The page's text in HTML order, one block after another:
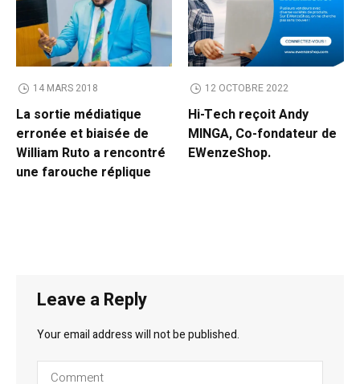
14 MARS 2018
La sortie médiatique
erronée et biaisée de
William Ruto a rencontré
une farouche réplique
12 OCTOBRE 2022
Hi-Tech reçoit Andy
MINGA, Co-fondateur de
EWenzeShop.
Leave a Reply
Your email address will not be published.